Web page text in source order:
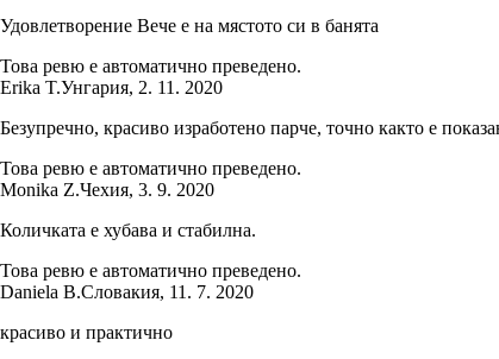
Удовлетворение Вече е на мястото си в банята
Това ревю е автоматично преведено.
Erika T.Унгария, 2. 11. 2020
Безупречно, красиво изработено парче, точно както е
Това ревю е автоматично преведено.
Monika Z.Чехия, 3. 9. 2020
Количката е хубава и стабилна.
Това ревю е автоматично преведено.
Daniela B.Словакия, 11. 7. 2020
красиво и практично